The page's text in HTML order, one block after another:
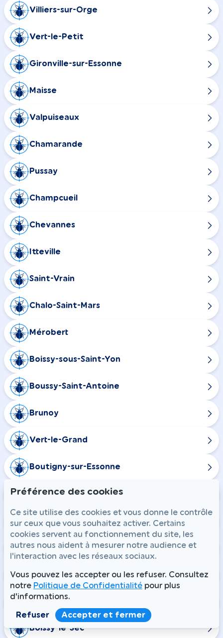
Villiers-sur-Orge
Vert-le-Petit
Gironville-sur-Essonne
Maisse
Valpuiseaux
Chamarande
Pussay
Champcueil
Chevannes
Itteville
Saint-Vrain
Chalo-Saint-Mars
Mérobert
Boissy-sous-Saint-Yon
Boussy-Saint-Antoine
Brunoy
Vert-le-Grand
Boutigny-sur-Essonne
Vayres-sur-Essonne
Le Coudray-Montceaux
Soisy-sur-école
Bouray-sur-Juine
Épinay-sous-Sénart
Boissy-le-Sec
Préférence des cookies
Ce site utilise des cookies et vous donne le contrôle
sur ceux que vous souhaitez activer. Certains
cookies servent au fonctionnement du site, les
autres nous aident à mesurer notre audience et
l'interaction avec les réseaux sociaux.
Vous pouvez les accepter ou les refuser. Consultez
notre Politique de Confidentialité pour plus
d'informations.
Refuser Accepter et fermer